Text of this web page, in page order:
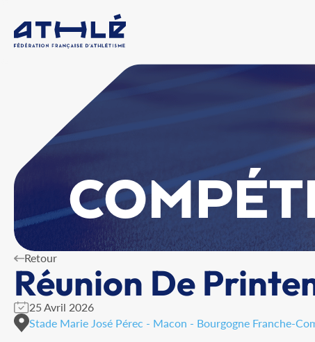
Retour
Réunion De
25 Avril 2026
Stade Marie José Pérec - Macon - Bourgogne Franche-